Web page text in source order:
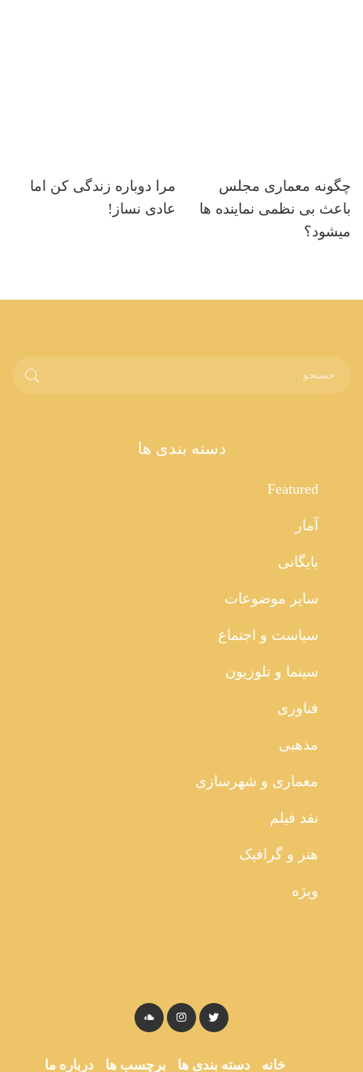
چگونه معماری مجلس
باعث بی نظمی نماینده ها
میشود؟
مرا دوباره زندگی کن اما
عادی نساز!
دسته بندی ها
Featured
آمار
بایگانی
سایر موضوعات
سیاست و اجتماع
سینما و تلوزیون
فناوری
مذهبی
معماری و شهرسازی
نقد فیلم
هنر و گرافیک
ویژه
خانه دسته بندی ها برچسب ها درباره ما